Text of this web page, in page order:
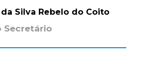
Silva Rebelo do Coito
Secretário